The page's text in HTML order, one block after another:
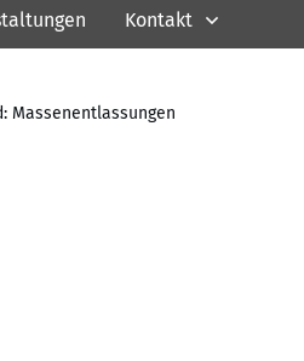
Kontakt
Massenentlassungen